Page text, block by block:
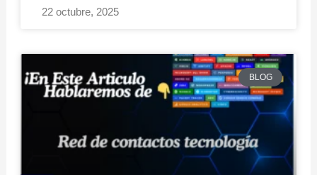
22 octubre, 2025
BLOG